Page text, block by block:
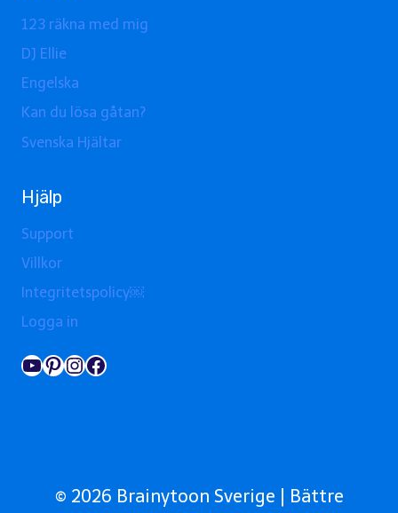
123 räkna med mig
DJ Ellie
Engelska
Kan du lösa gåtan?
Svenska Hjältar
Hjälp
Support
Villkor
Integritetspolicy￼
Logga in
YouTube
Pinterest
Instagram
Facebook
© 2026 Brainytoon Sverige | Bättre